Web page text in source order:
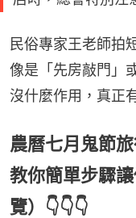
民俗專家王老師拍
像是「先房敲門」
沒什麼作用，真正
農曆七月鬼節
教你簡單步驟
覽）👇👇👇